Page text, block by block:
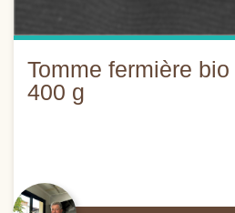
Tomme fermière
400 g